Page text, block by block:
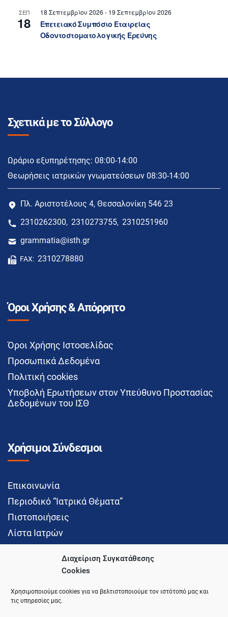
Διαχείριση Συγκατάθεσης
Cookies
Χρησιμοποιούμε cookies για να βελτιστοποιούμε τον ιστότοπό μας και
τις υπηρεσίες μας.
ΣΕΠ
18
18 Σεπτεμβρίου 2026 - 19 Σεπτεμβρίου 2026
Επετειακό Συμπόσιο Εταιρείας
Οδοντοστοματολογικής Ερεύνης
Σχετικά με το Σύλλογο
Ωράριο εξυπηρέτησης: 08:00-14:00
Θεωρήσεις ιατρικών γνωματεύσεων 08:30-14:00
Πλ. Αριστοτέλους 4, Θεσσαλονίκη 546 23
2310262300, 2310273755, 2310251960
grammatia@isth.gr
FAX: 2310278880
Όροι Χρήσης & Απόρρητο
Όροι Χρήσης Ιστοσελίδας
Προσωπικά Δεδομένα
Πολιτική cookies
Υποβολή Ερωτήσεων στον Υπεύθυνο Προστασίας
Δεδομένων του ΙΣΘ
Χρήσιμοι Σύνδεσμοι
Επικοινωνία
Περιοδικό “Ιατρικά Θέματα”
Πιστοποιήσεις
Λίστα Ιατρών
Social Media